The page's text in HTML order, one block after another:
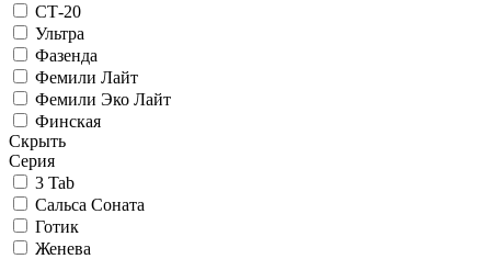
СТ-20
Ультра
Фазенда
Фемили Лайт
Фемили Эко Лайт
Финская
Скрыть
Серия
3 Tab
Сальса Соната
Готик
Женева